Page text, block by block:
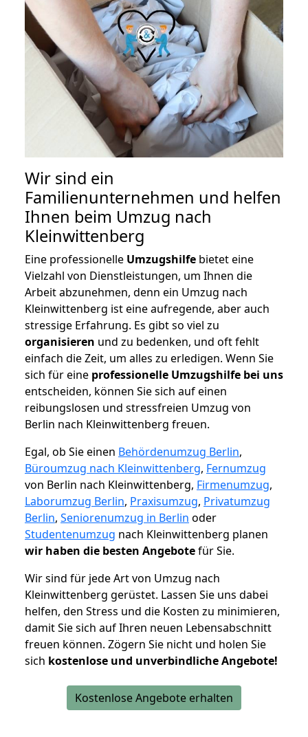
Wir sind ein
Familienunternehmen und helfen
Ihnen beim Umzug nach
Kleinwittenberg
Eine professionelle Umzugshilfe bietet eine
Vielzahl von Dienstleistungen, um Ihnen die
Arbeit abzunehmen, denn ein Umzug nach
Kleinwittenberg ist eine aufregende, aber auch
stressige Erfahrung. Es gibt so viel zu
organisieren und zu bedenken, und oft fehlt
einfach die Zeit, um alles zu erledigen. Wenn Sie
sich für eine professionelle Umzugshilfe bei uns
entscheiden, können Sie sich auf einen
reibungslosen und stressfreien Umzug von
Berlin nach Kleinwittenberg freuen.
Egal, ob Sie einen Behördenumzug Berlin,
Büroumzug nach Kleinwittenberg, Fernumzug
von Berlin nach Kleinwittenberg, Firmenumzug,
Laborumzug Berlin, Praxisumzug, Privatumzug
Berlin, Seniorenumzug in Berlin oder
Studentenumzug nach Kleinwittenberg planen
wir haben die besten Angebotefür Sie.
Wir sind für jede Art von Umzug nach
Kleinwittenberg gerüstet. Lassen Sie uns dabei
helfen, den Stress und die Kosten zu minimieren,
damit Sie sich auf Ihren neuen Lebensabschnitt
freuen können. Zögern Sie nicht und holen Sie
sich kostenlose und unverbindliche Angebote!
Kostenlose Angebote erhalten